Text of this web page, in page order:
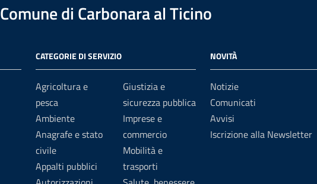
Comune di Carbonara al Ticino
CATEGORIE DI SERVIZIO
Agricoltura e
pesca
Ambiente
Anagrafe e stato
civile
Appalti pubblici
Giustizia e
sicurezza pubblica
Imprese e
commercio
Mobilità e
trasporti
NOVITÀ
Notizie
Comunicati
Avvisi
Iscrizione alla Newsletter